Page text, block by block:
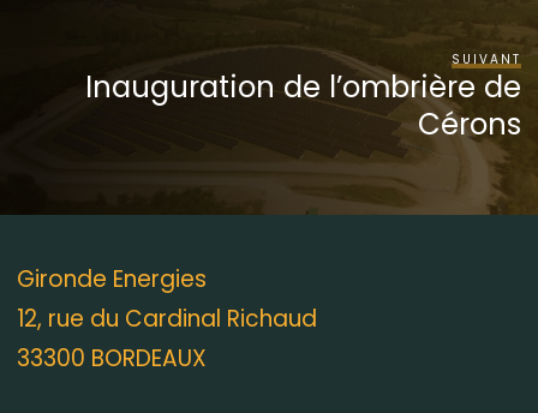
SUIVANT
Inauguration de l’ombrière de
Cérons
Gironde Energies
12, rue du Cardinal Richaud
33300 BORDEAUX